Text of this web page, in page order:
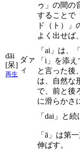
dāi
[呆]
再生
ダァ
ィ
ゥ」の間の
することで
ド（ト）」
よく出せば
「ai」は、
「i」を添
と言った後
は、自然な
で、前と後
に滑らかさ
「dai」と
「ā」は第
伸ばす。